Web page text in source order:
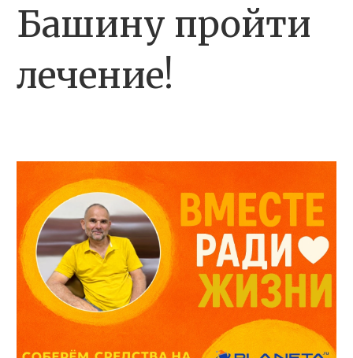
Башину пройти
лечение!